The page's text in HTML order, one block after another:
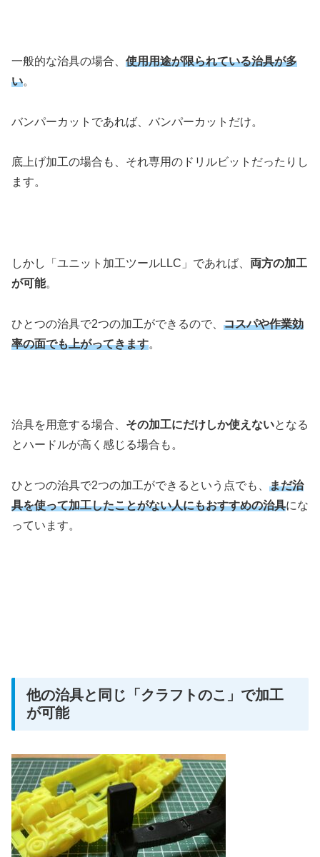
一般的な治具の場合、 使用用途が限られている治具が多
い。
バンパーカットであれば、バンパーカットだけ。
底上げ加工の場合も、それ専用のドリルビットだったりし
ます。
しかし「ユニット加工ツールLLC」であれば、 両方の加工
が可能。
ひとつの治具で2つの加工ができるので、 コスパや作業効
率の面でも上がってきます。
治具を用意する場合、 その加工にだけしか使えないとなる
とハードルが高く感じる場合も。
ひとつの治具で2つの加工ができるという点でも、 まだ治
具を使って加工したことがない人にもおすすめの治具にな
っています。
他の治具と同じ「クラフトのこ」で加工
が可能